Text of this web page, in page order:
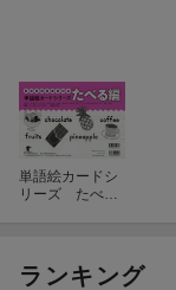
単語絵カードシ
リーズ たべる
ランキング